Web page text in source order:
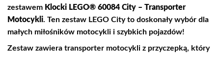
zestawem Klocki LEGO® 60084 City – Transporter
Motocykli. Ten zestaw LEGO City to doskonały wybór dla
małych miłośników motocykli i szybkich pojazdów!
Zestaw zawiera transporter motocykli z przyczepką, który